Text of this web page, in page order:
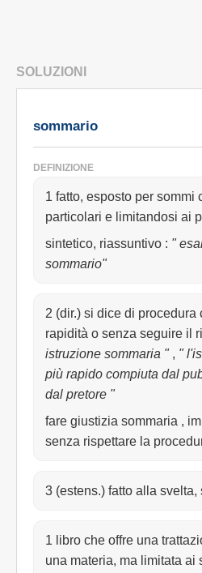
SOLUZIONI
sommario
DEFINIZIONE
1 fatto, esposto per sommi
particolari e limitandosi ai
sintetico, riassuntivo : "
sommario"
2 (dir.) si dice di procedura
rapidità o senza seguire il
istruzione sommaria " , "
più rapido compiuta dal
dal pretore "
fare giustizia sommaria ,
senza rispettare la
3 (estens.) fatto alla
1 libro che offre una
una materia, ma limitata ai